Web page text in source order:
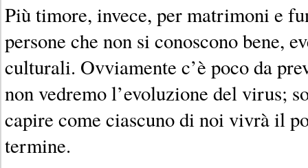
Più timore, invece, per matrimoni e
persone che non si conoscono bene,
culturali. Ovviamente c’è poco da
non vedremo l’evoluzione del virus;
capire come ciascuno di noi vivrà il
termine.